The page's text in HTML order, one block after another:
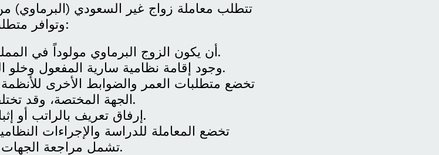
تتطلب معاملة زواج غير السعودي (البرماوي)
وتوافر متطلبات محددة لدى الجهات المختصة:
أن يكون الزوج البرماوي مولوداً في المملكة ولديه شهادة ميلاد رسمية.
وجود إقامة نظامية سارية المفعول وخلو السجل الجنائي من أي سوابق.
تخضع متطلبات العمر والضوابط الأخرى
الجهة المختصة، وقد تختلف بحسب حالة مقدم الطلب.
إرفاق تعريف بالراتب أو إثبات مصدر دخل نظامي للزوج.
تخضع المعاملة للدراسة والإجراءات
تشمل مراجعة الجهات ذات العلاقة بحسب كل حالة.